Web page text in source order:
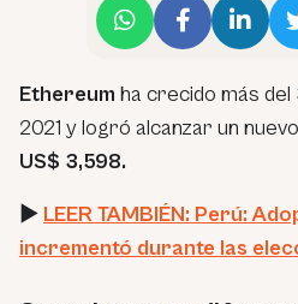
Ethereum ha crecido más del
2021 y logró alcanzar un
US$ 3,598.
► LEER TAMBIÉN: Perú:
incrementó durante las